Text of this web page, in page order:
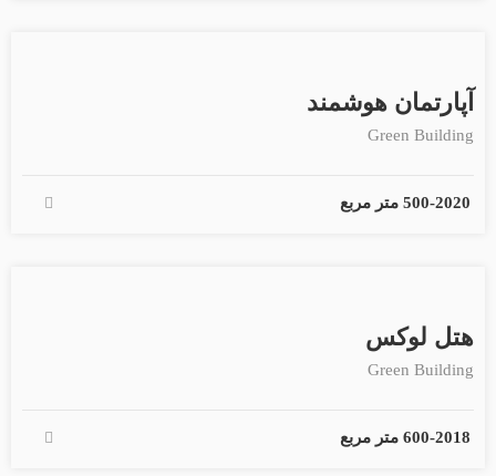
آپارتمان هوشمند
Green Building
2020
-500 متر مربع
هتل لوکس
Green Building
2018
-600 متر مربع